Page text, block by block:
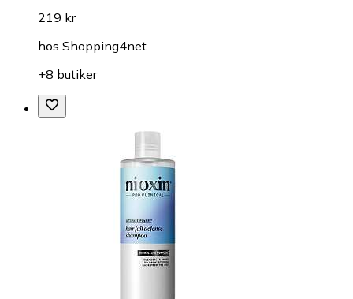
219 kr
hos Shopping4net
+8 butiker